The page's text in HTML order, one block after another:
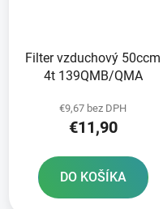
Filter vzduchový 50ccm
4t 139QMB/QMA
€9,67 bez DPH
€11,90
DO KOŠÍKA